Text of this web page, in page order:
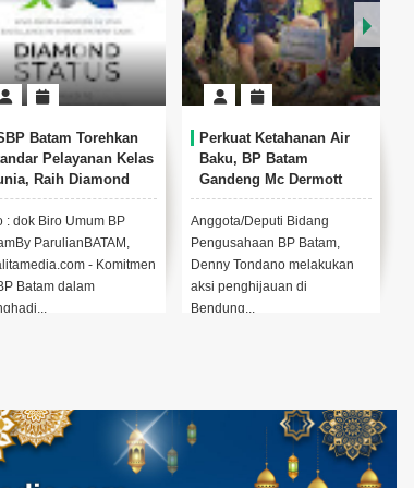
Perkuat Ketahanan Air
Baku, BP Batam
Gandeng Mc Dermott
Tanam 400 Bambu
Betung di Bendungan
Sei Nongsa
Anggota/Deputi Bidang
Pengusahaan BP Batam,
Denny Tondano melakukan
aksi penghijauan di
Bendung...
Lapas Batam Terima
Kunker Deputi Imigrasi
dan Pemasyarakatan
Kemenko Kumham
Imipas, Bahas
Overstaying dan KUHP
Baru
Kasubbag TU Anto Eka
Purwadi bersama jajaran saat
menerima kunjungan kerja
Kementerian Koordinator B...